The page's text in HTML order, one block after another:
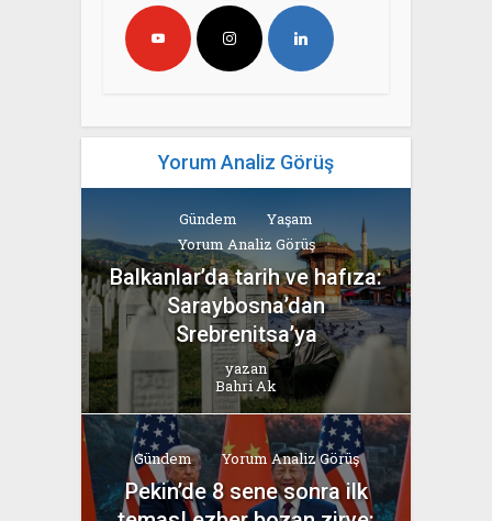
Yorum Analiz Görüş
Gündem
Yaşam
Yorum Analiz Görüş
Balkanlar’da tarih ve hafıza:
Saraybosna’dan
Srebrenitsa’ya
yazan
Bahri Ak
Gündem Yorum Analiz Görüş
Pekin’de 8 sene sonra ilk